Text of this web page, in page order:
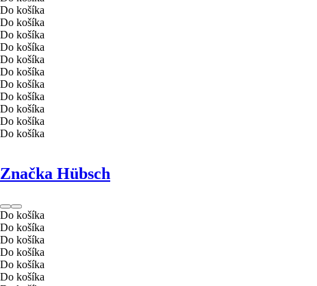
Do košíka
Do košíka
Do košíka
Do košíka
Do košíka
Do košíka
Do košíka
Do košíka
Do košíka
Do košíka
Do košíka
Značka Hübsch
Do košíka
Do košíka
Do košíka
Do košíka
Do košíka
Do košíka